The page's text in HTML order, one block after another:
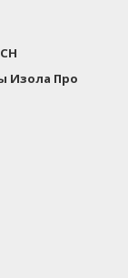
Изола Про